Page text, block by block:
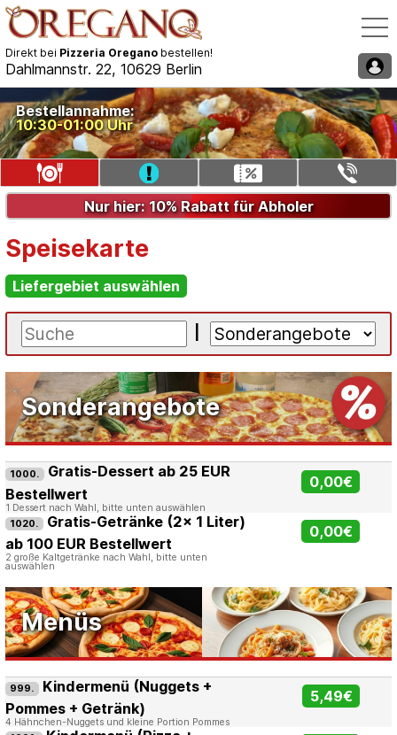
Direkt bei Pizzeria Oregano bestellen!
Dahlmannstr. 22, 10629 Berlin
Speisekarte / Bestellen
Liefergebiet auswählen
Gutschein eingeben
Telefon: 030/35521340
Bestellannahme:
10:30-01:00 Uhr
Nur hier: 10% Rabatt für Abholer
Speisekarte
Liefergebiet auswählen
Sonderangebote
1000. Gratis-Dessert ab 25 EUR
Bestellwert
1 Dessert nach Wahl, bitte unten auswählen
0,00€
1020. Gratis-Getränke (2x 1 Liter)
ab 100 EUR Bestellwert
2 große Kaltgetränke nach Wahl, bitte unten
auswählen
0,00€
Menüs
999. Kindermenü (Nuggets +
Pommes + Getränk)
4 Hähnchen-Nuggets und kleine Portion Pommes
5,49€